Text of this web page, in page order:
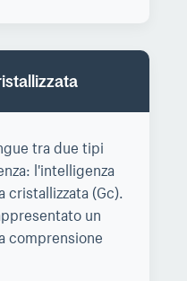
tra due tipi
l'intelligenza
(Gc).
un
comprensione